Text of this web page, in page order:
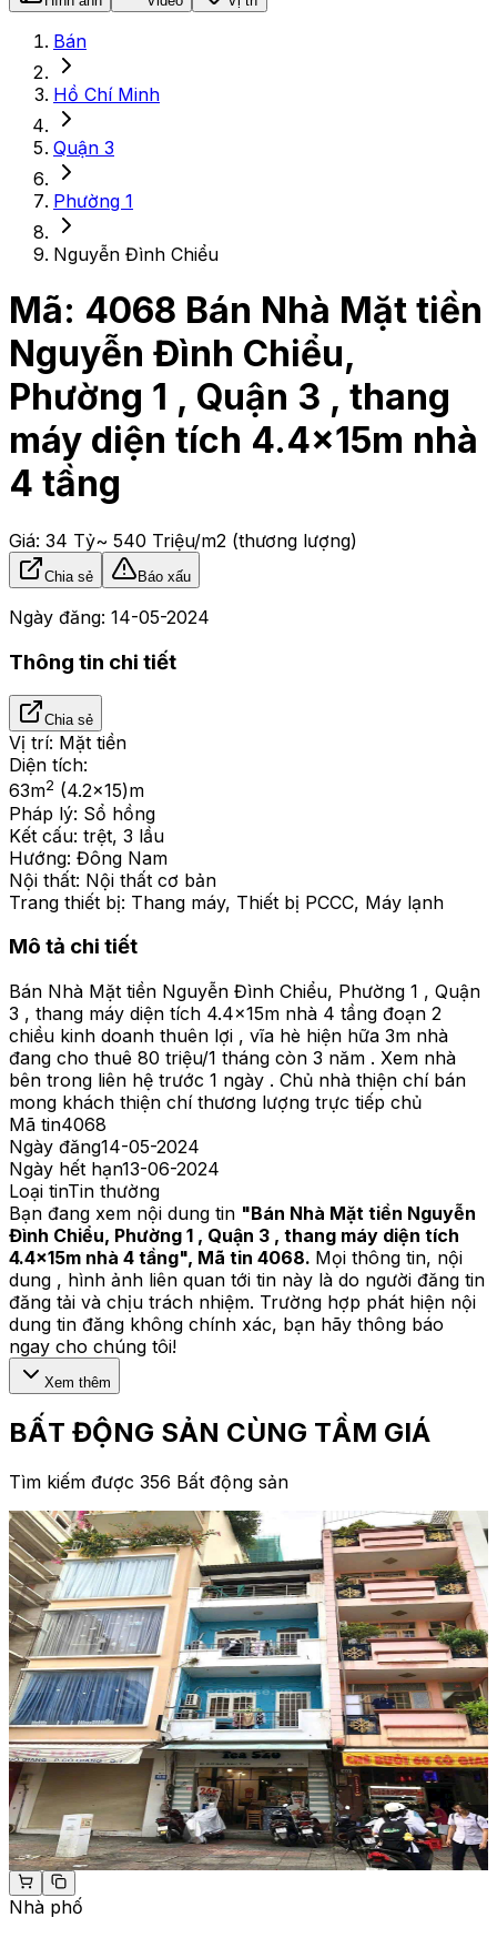
Bán
Hồ Chí Minh
Quận 3
Phường 1
Nguyễn Đình Chiểu
Mã: 4068 Bán Nhà Mặt tiền
Nguyễn Đình Chiểu,
Phường 1 , Quận 3 , thang
máy diện tích 4.4x15m nhà
4 tầng
Giá: 34 Tỷ~ 540 Triệu/m2 (thương lượng)
Chia sẻ Báo xấu
Ngày đăng: 14-05-2024
Thông tin chi tiết
Chia sẻ
Vị trí: Mặt tiền
Diện tích:
63m2 (4.2x15)m
Pháp lý: Sổ hồng
Kết cấu: trệt, 3 lầu
Hướng: Đông Nam
Nội thất: Nội thất cơ bản
Trang thiết bị: Thang máy, Thiết bị PCCC, Máy lạnh
Mô tả chi tiết
Bán Nhà Mặt tiền Nguyễn Đình Chiểu, Phường 1 , Quận
3 , thang máy diện tích 4.4x15m nhà 4 tầng đoạn 2
chiều kinh doanh thuên lợi , vĩa hè hiện hữa 3m nhà
đang cho thuê 80 triệu/1 tháng còn 3 năm . Xem nhà
bên trong liên hệ trước 1 ngày . Chủ nhà thiện chí bán
mong khách thiện chí thương lượng trực tiếp chủ
Mã tin4068
Ngày đăng14-05-2024
Ngày hết hạn13-06-2024
Loại tinTin thường
Bạn đang xem nội dung tin "Bán Nhà Mặt tiền Nguyễn
Đình Chiểu, Phường 1 , Quận 3 , thang máy diện tích
4.4x15m nhà 4 tầng", Mã tin 4068. Mọi thông tin, nội
dung , hình ảnh liên quan tới tin này là do người đăng tin
đăng tải và chịu trách nhiệm. Trường hợp phát hiện nội
dung tin đăng không chính xác, bạn hãy thông báo
ngay cho chúng tôi!
Xem thêm
BẤT ĐỘNG SẢN CÙNG TẦM GIÁ
Tìm kiếm được 356 Bất động sản
Nhà phố